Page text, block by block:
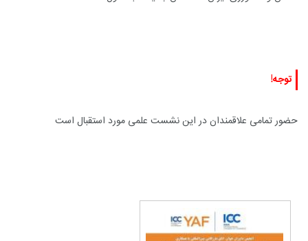
توجه!
حضور تمامی علاقمندان در این نشست علمی مورد استقبال است